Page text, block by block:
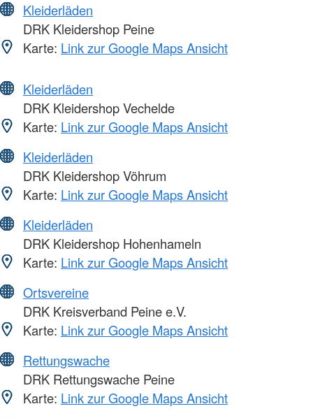
Kleiderläden
DRK Kleidershop Peine
Karte: Link zur Google Maps Ansicht
Kleiderläden
DRK Kleidershop Vechelde
Karte: Link zur Google Maps Ansicht
Kleiderläden
DRK Kleidershop Vöhrum
Karte: Link zur Google Maps Ansicht
Kleiderläden
DRK Kleidershop Hohenhameln
Karte: Link zur Google Maps Ansicht
Ortsvereine
DRK Kreisverband Peine e.V.
Karte: Link zur Google Maps Ansicht
Rettungswache
DRK Rettungswache Peine
Karte: Link zur Google Maps Ansicht